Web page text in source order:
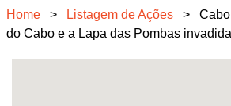
Home > Listagem de Ações >
do Cabo e a Lapa das Pombas